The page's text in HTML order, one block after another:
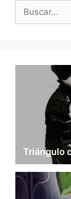
Buscar:
Triángulo